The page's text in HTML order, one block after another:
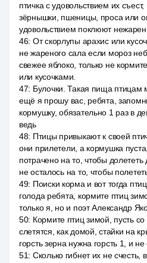
птичка с удовольствием их
зёрнышки, пшеницы, проса или
удовольствием поклюют
46: От скорлупы арахис или
не жареного сала если мороз
свежее яблоко, только не
или кусочками.
47: Булочки. Такая пища птицам
ещё я прошу вас, ребята,
кормушку, обязательно 1 раз в
ведь
48: Птицы привыкают к своей
они прилетели, а кормушка
потрачено на то, чтобы
не осталось на то, чтобы
49: Поиски корма и вот тогда
голода ребята, кормите птиц
только я, но и поэт Александр
50: Кормите птиц зимой, пусть
слетятся, как домой, стайки на
горсть зерна нужна горсть 1, и
51: Сколько гибнет их не счесть,